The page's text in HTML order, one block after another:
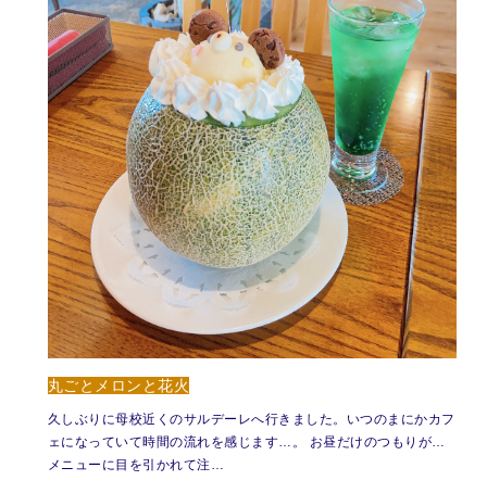
丸ごとメロンと花火
久しぶりに母校近くのサルデーレへ行きました。いつのまにかカフ
ェになっていて時間の流れを感じます…。 お昼だけのつもりが…
メニューに目を引かれて注…